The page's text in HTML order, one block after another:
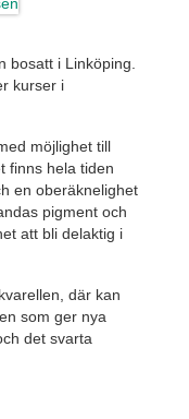
bosatt i Linköping.
kurser i
möjlighet till
finns hela tiden
en oberäknelighet
pigment och
att bli delaktig i
där kan
som ger nya
det svarta